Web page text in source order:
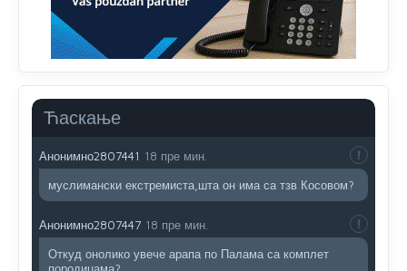
Ћаскање
Promjeni dilera
Анонимно2807323
48 пре мин.
Vise je Republika SRPSKA drzava nego Kosovo. Sa
Kosova se Srbi mogu i lijecit i skolovat i glasat u Srbij. A
niko sa 23 posto federacije to ne moze u Republici
Srpskoj. Zato zivjela REPUBLIKA SRPSKA
Анонимно2807441 18 пре мин.
муслимански екстремиста,шта он има са тзв Косовом?
Анонимно2807447 18 пре мин.
Откуд онолико увече арапа по Палама са комплет
породицама?